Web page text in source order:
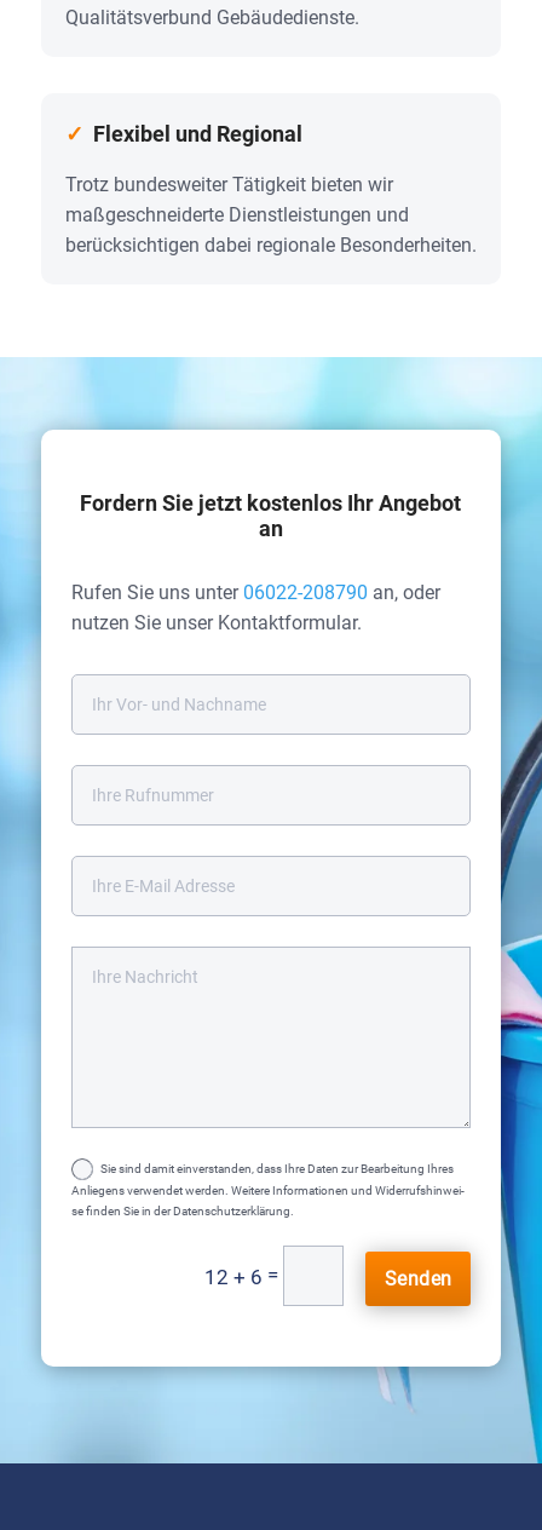
Qualitätsverbund Gebäudedienste.
✓ Fle­xi­bel und Regio­nal
Trotz bundesweiter Tätigkeit bieten wir
maßgeschneiderte Dienstleistungen und
berücksichtigen dabei regionale Besonderheiten.
Fordern Sie jetzt kostenlos Ihr Angebot
an
Rufen Sie uns unter 06022-208790 an, oder
nutzen Sie unser Kontakt­formular.
Sie sind damit ein­ver­stan­den, dass Ihre Daten zur Bear­bei­tung Ihres
Anlie­gens ver­wen­det wer­den. Wei­te­re Infor­ma­tio­nen und Wider­rufs­hin­wei­
se fin­den Sie in der Daten­schutz­er­klä­rung.
12 + 6 = Senden